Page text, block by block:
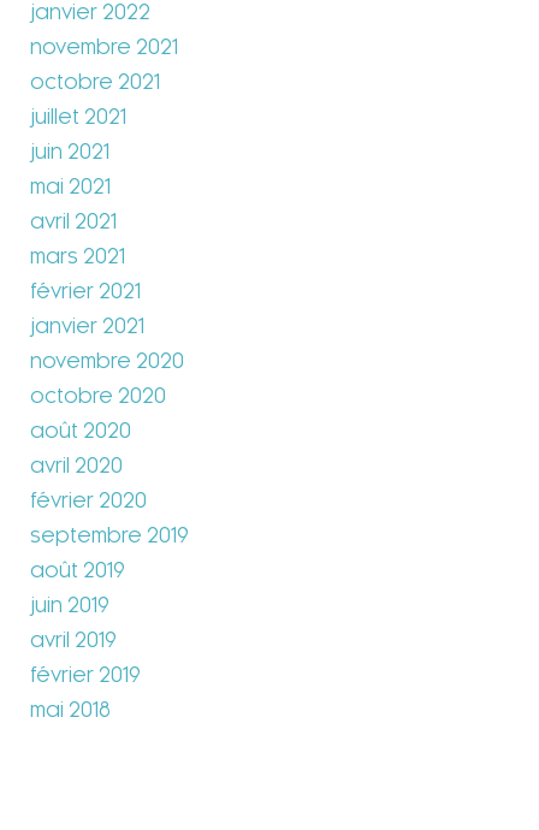
janvier 2022
novembre 2021
octobre 2021
juillet 2021
juin 2021
mai 2021
avril 2021
mars 2021
février 2021
janvier 2021
novembre 2020
octobre 2020
août 2020
avril 2020
février 2020
septembre 2019
août 2019
juin 2019
avril 2019
février 2019
mai 2018